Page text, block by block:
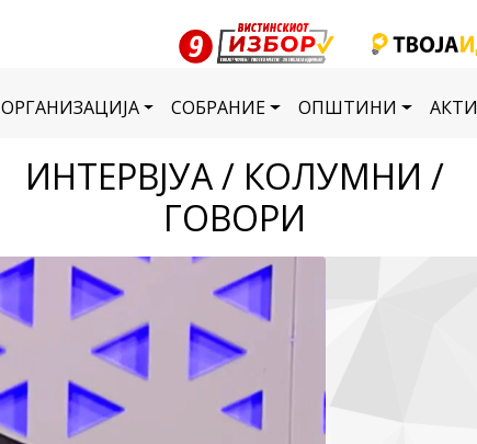
ОРГАНИЗАЦИЈА СОБРАНИЕ ОПШТИНИ АКТИ
ИНТЕРВЈУА / КОЛУМНИ /
ГОВОРИ